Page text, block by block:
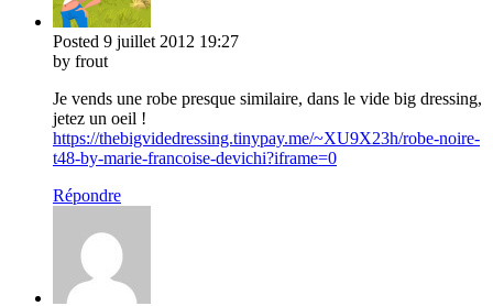
Posted 9 juillet 2012 19:27
by frout
Je vends une robe presque similaire, dans le vide big dressing,
jetez un oeil !
https://thebigvidedressing.tinypay.me/~XU9X23h/robe-noire-
t48-by-marie-francoise-devichi?iframe=0
Répondre